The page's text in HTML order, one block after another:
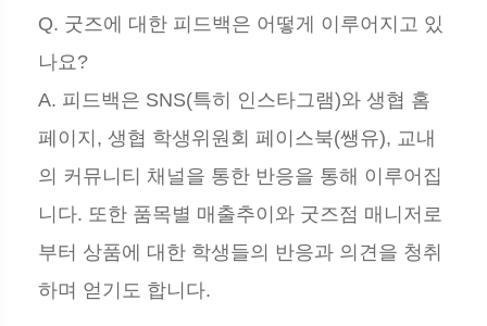
Q. 굿즈에 대한 피드백은 어떻게 이루어지고 있
나요?
A. 피드백은 SNS(특히 인스타그램)와 생협 홈
페이지, 생협 학생위원회 페이스북(쌩유), 교내
의 커뮤니티 채널을 통한 반응을 통해 이루어집
니다. 또한 품목별 매출추이와 굿즈점 매니저로
부터 상품에 대한 학생들의 반응과 의견을 청취
하며 얻기도 합니다.